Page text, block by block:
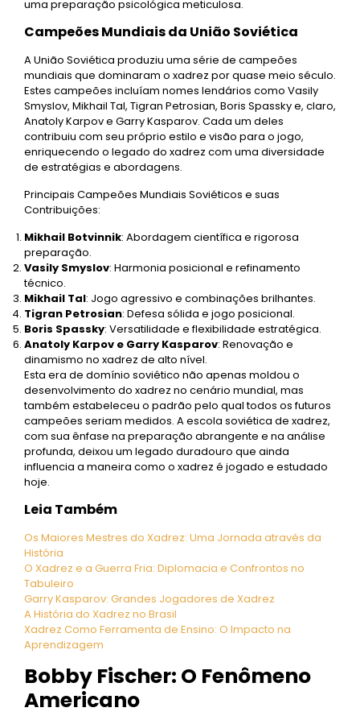
uma preparação psicológica meticulosa.
Campeões Mundiais da União Soviética
A União Soviética produziu uma série de campeões
mundiais que dominaram o xadrez por quase meio século.
Estes campeões incluíam nomes lendários como Vasily
Smyslov, Mikhail Tal, Tigran Petrosian, Boris Spassky e, claro,
Anatoly Karpov e Garry Kasparov. Cada um deles
contribuiu com seu próprio estilo e visão para o jogo,
enriquecendo o legado do xadrez com uma diversidade
de estratégias e abordagens.
Principais Campeões Mundiais Soviéticos e suas
Contribuições:
Mikhail Botvinnik: Abordagem científica e rigorosa
preparação.
Vasily Smyslov: Harmonia posicional e refinamento
técnico.
Mikhail Tal: Jogo agressivo e combinações brilhantes.
Tigran Petrosian: Defesa sólida e jogo posicional.
Boris Spassky: Versatilidade e flexibilidade estratégica.
Anatoly Karpov e Garry Kasparov: Renovação e
dinamismo no xadrez de alto nível.
Esta era de domínio soviético não apenas moldou o
desenvolvimento do xadrez no cenário mundial, mas
também estabeleceu o padrão pelo qual todos os futuros
campeões seriam medidos. A escola soviética de xadrez,
com sua ênfase na preparação abrangente e na análise
profunda, deixou um legado duradouro que ainda
influencia a maneira como o xadrez é jogado e estudado
hoje.
Leia Também
Os Maiores Mestres do Xadrez: Uma Jornada através da
História
O Xadrez e a Guerra Fria: Diplomacia e Confrontos no
Tabuleiro
Garry Kasparov: Grandes Jogadores de Xadrez
A História do Xadrez no Brasil
Xadrez Como Ferramenta de Ensino: O Impacto na
Aprendizagem
Bobby Fischer: O Fenômeno
Americano